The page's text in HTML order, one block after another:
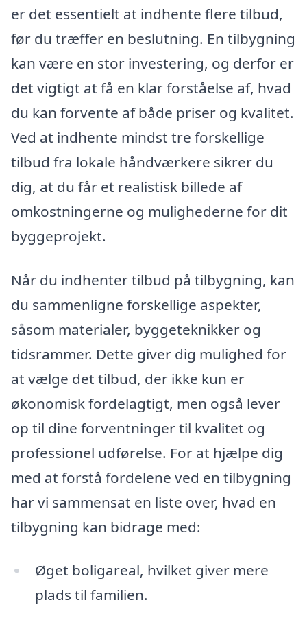
er det essentielt at indhente flere tilbud,
før du træffer en beslutning. En tilbygning
kan være en stor investering, og derfor er
det vigtigt at få en klar forståelse af, hvad
du kan forvente af både priser og kvalitet.
Ved at indhente mindst tre forskellige
tilbud fra lokale håndværkere sikrer du
dig, at du får et realistisk billede af
omkostningerne og mulighederne for dit
byggeprojekt.
Når du indhenter tilbud på tilbygning, kan
du sammenligne forskellige aspekter,
såsom materialer, byggeteknikker og
tidsrammer. Dette giver dig mulighed for
at vælge det tilbud, der ikke kun er
økonomisk fordelagtigt, men også lever
op til dine forventninger til kvalitet og
professionel udførelse. For at hjælpe dig
med at forstå fordelene ved en tilbygning
har vi sammensat en liste over, hvad en
tilbygning kan bidrage med:
Øget boligareal, hvilket giver mere
plads til familien.